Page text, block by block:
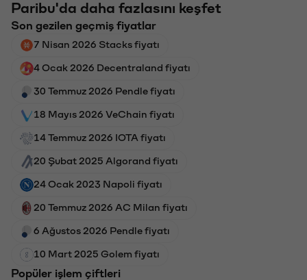
Paribu'da daha fazlasını keşfet
Son gezilen geçmiş fiyatlar
7 Nisan 2026 Stacks fiyatı
4 Ocak 2026 Decentraland fiyatı
30 Temmuz 2026 Pendle fiyatı
18 Mayıs 2026 VeChain fiyatı
14 Temmuz 2026 IOTA fiyatı
20 Şubat 2025 Algorand fiyatı
24 Ocak 2023 Napoli fiyatı
20 Temmuz 2026 AC Milan fiyatı
6 Ağustos 2026 Pendle fiyatı
10 Mart 2025 Golem fiyatı
Popüler işlem çiftleri